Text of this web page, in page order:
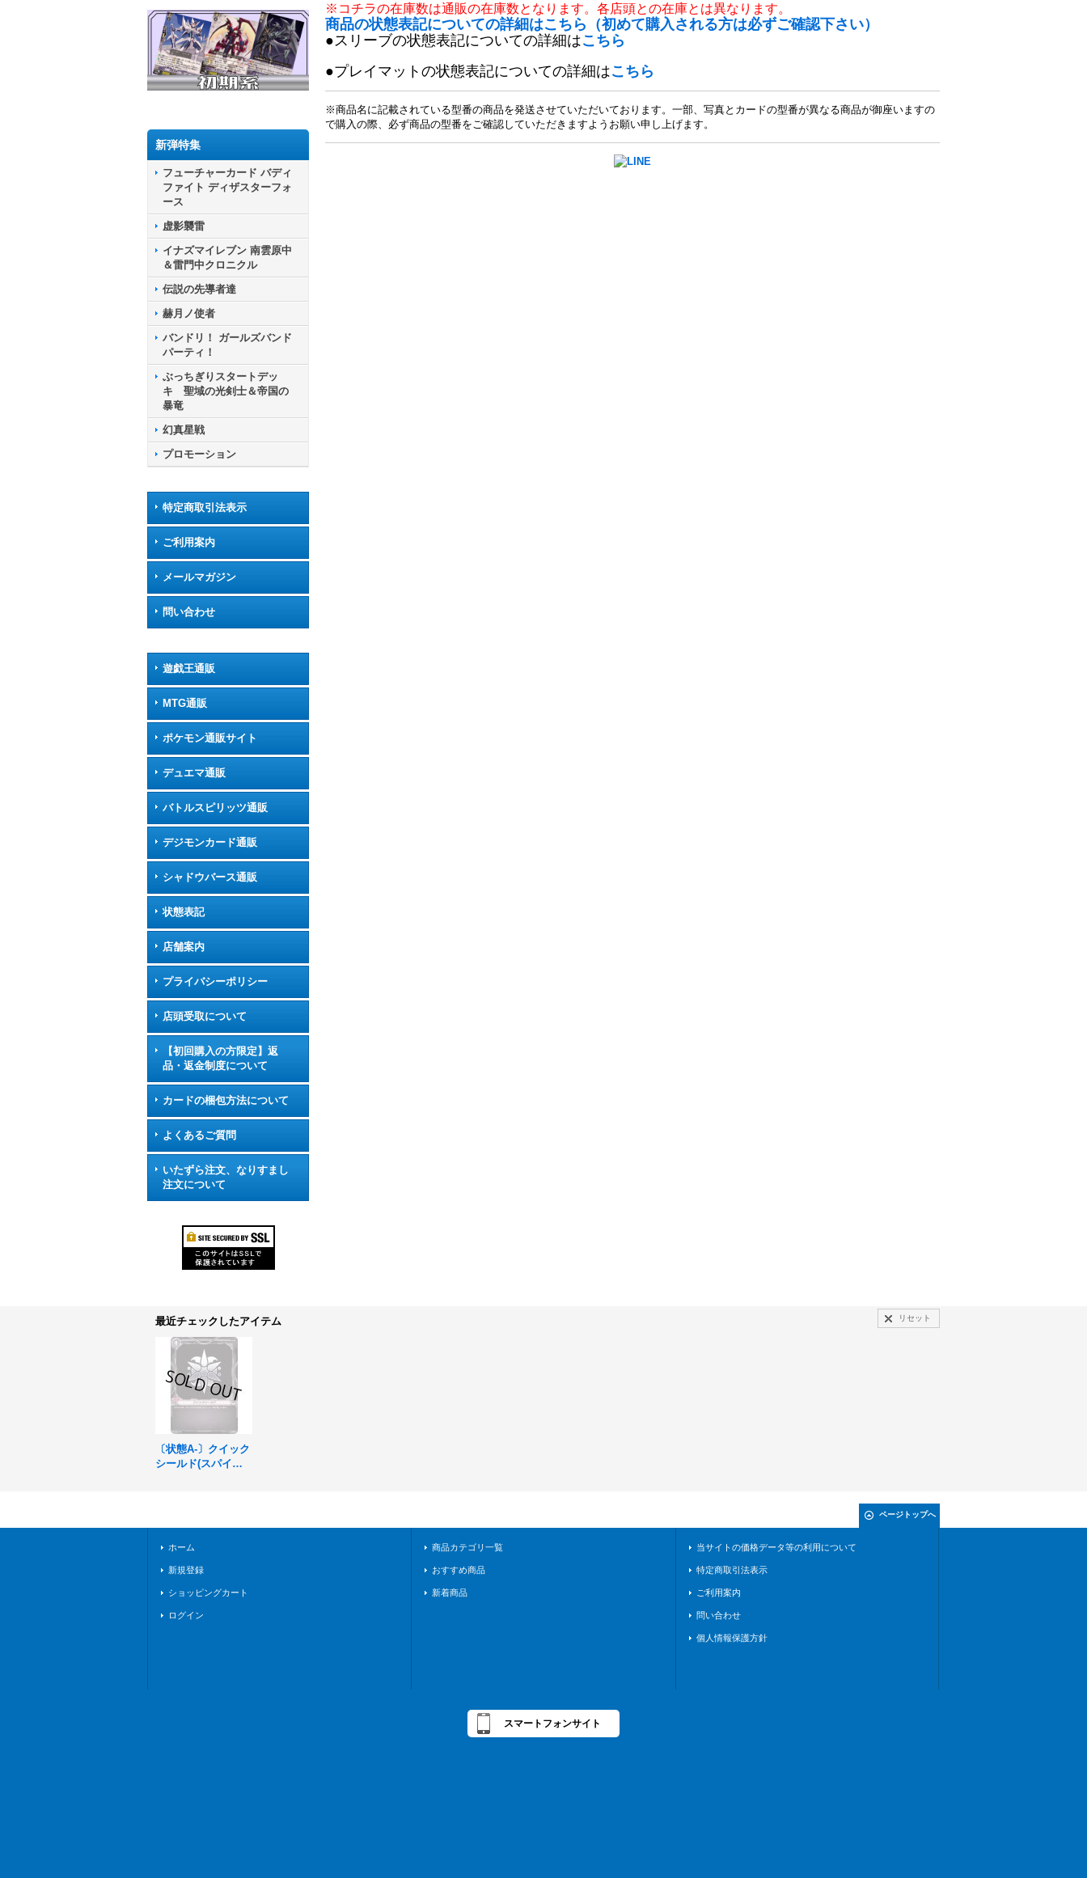
新弾特集
フューチャーカード バディ
ファイト ディザスターフォ
ース
虚影襲雷
イナズマイレブン 南雲原中
＆雷門中クロニクル
伝説の先導者達
赫月ノ使者
バンドリ！ ガールズバンド
パーティ！
ぶっちぎりスタートデッ
キ 聖域の光剣士＆帝国の
暴竜
幻真星戦
プロモーション
特定商取引法表示
ご利用案内
メールマガジン
問い合わせ
遊戯王通販
MTG通販
ポケモン通販サイト
デュエマ通販
バトルスピリッツ通販
デジモンカード通販
シャドウバース通販
状態表記
店舗案内
プライバシーポリシー
店頭受取について
【初回購入の方限定】返
品・返金制度について
カードの梱包方法について
よくあるご質問
いたずら注文、なりすまし
注文について
※コチラの在庫数は通販の在庫数となります。各店頭との在庫とは異なります。
商品の状態表記についての詳細はこちら（初めて購入される方は必ずご確認下さい）
●スリーブの状態表記についての詳細はこちら
●プレイマットの状態表記についての詳細はこちら
※商品名に記載されている型番の商品を発送させていただいております。一部、写真とカードの型番が異なる商品が御座いますの
で購入の際、必ず商品の型番をご確認していただきますようお願い申し上げます。
最近チェックしたアイテム リセット
〔状態A-〕クイック
シールド(スパイク
ページトップへ
ホーム
新規登録
ショッピングカート
ログイン
商品カテゴリ一覧
おすすめ商品
新着商品
当サイトの価格データ等の利用について
特定商取引法表示
ご利用案内
問い合わせ
個人情報保護方針
スマートフォンサイト